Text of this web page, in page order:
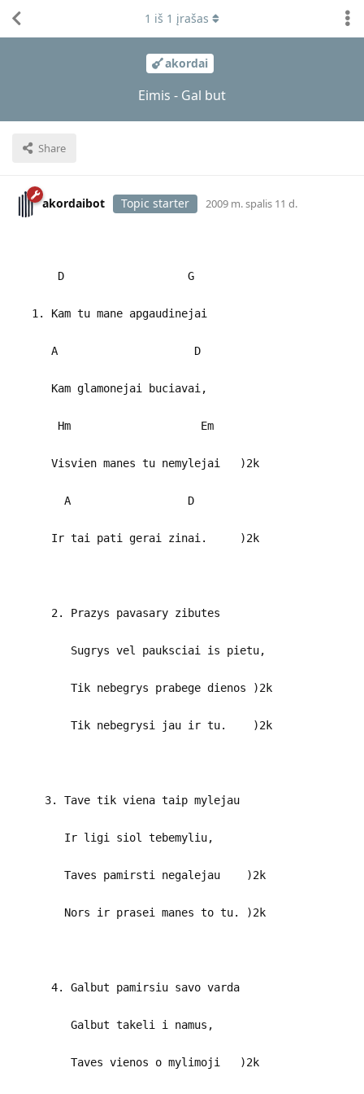
akordai
Eimis - Gal but
Share
1 iš 1 įrašas
akordaibot Topic starter 2009 m. spalis 11 d.
D G
1. Kam tu mane apgaudinejai
A D
Kam glamonejai buciavai,
Hm Em
Visvien manes tu nemylejai )2k
A D
Ir tai pati gerai zinai. )2k
2. Prazys pavasary zibutes
Sugrys vel pauksciai is pietu,
Tik nebegrys prabege dienos )2k
Tik nebegrysi jau ir tu. )2k
3. Tave tik viena taip mylejau
Ir ligi siol tebemyliu,
Taves pamirsti negalejau )2k
Nors ir prasei manes to tu. )2k
4. Galbut pamirsiu savo varda
Galbut takeli i namus,
Taves vienos o mylimoji )2k